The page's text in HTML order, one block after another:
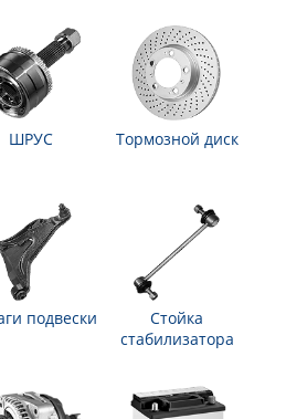
ШРУС Тормозной диск
подвески
Стойка
стабилизатора